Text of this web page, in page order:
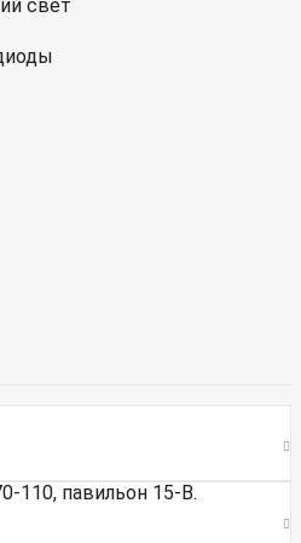
свет
110, павильон 15-В.